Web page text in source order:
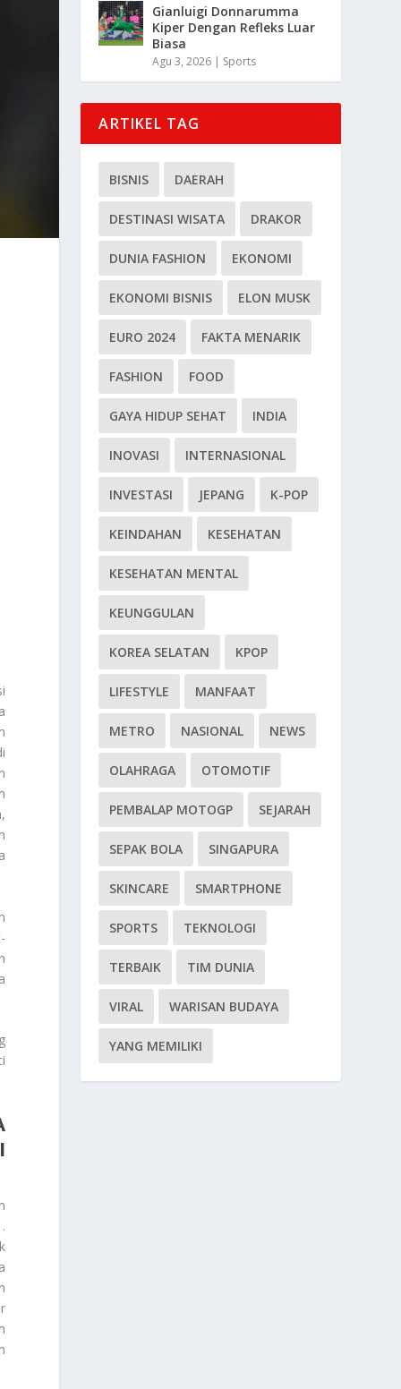
Gianluigi Donnarumma
Kiper Dengan Refleks Luar
Biasa
Agu 3, 2026 | Sports
ARTIKEL TAG
BISNIS DAERAH
DESTINASI WISATA DRAKOR
DUNIA FASHION EKONOMI
EKONOMI BISNIS ELON MUSK
EURO 2024 FAKTA MENARIK
FASHION FOOD
GAYA HIDUP SEHAT INDIA
INOVASI INTERNASIONAL
INVESTASI JEPANG K-POP
KEINDAHAN KESEHATAN
KESEHATAN MENTAL
KEUNGGULAN
KOREA SELATAN KPOP
LIFESTYLE MANFAAT
METRO NASIONAL NEWS
OLAHRAGA OTOMOTIF
PEMBALAP MOTOGP SEJARAH
SEPAK BOLA SINGAPURA
SKINCARE SMARTPHONE
SPORTS TEKNOLOGI
TERBAIK TIM DUNIA
VIRAL WARISAN BUDAYA
YANG MEMILIKI